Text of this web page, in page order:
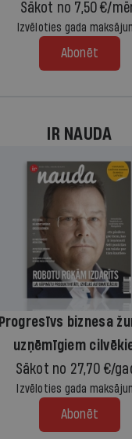
Sākot no 7,50 €/
Izvēloties gada
Abonēt
IR NAUDA
Progresīvs biznesa
uzņēmīgiem
Sākot no 27,70 €/
Izvēloties gada
Abonēt